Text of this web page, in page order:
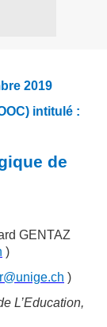
2019
intitulé :
de
GENTAZ
)
)
L’Education,